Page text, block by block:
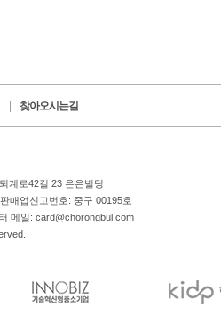
찾아오시는길
계로42길 23 은은빌딩
매업신고번호: 중구 00195호
메일: card@chorongbul.com